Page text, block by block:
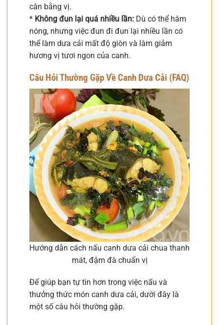
cân bằng vị.
* Không đun lại quá nhiều lần: Dù có thể hâm
nóng, nhưng việc đun đi đun lại nhiều lần có
thể làm dưa cải mất độ giòn và làm giảm
hương vị tươi ngon của canh.
Câu Hỏi Thường Gặp Về Canh Dưa Cải (FAQ)
Hướng dẫn cách nấu canh dưa cải chua thanh
mát, đậm đà chuẩn vị
Để giúp bạn tự tin hơn trong việc nấu và
thưởng thức món canh dưa cải, dưới đây là
một số câu hỏi thường gặp.